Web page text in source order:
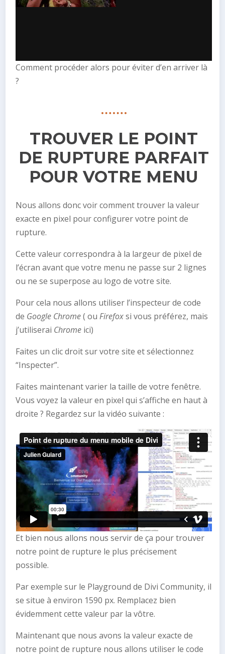
Comment procéder alors pour éviter d’en arriver là
?
TROUVER LE POINT
DE RUPTURE PARFAIT
POUR VOTRE MENU
Nous allons donc voir comment trouver la valeur
exacte en pixel pour configurer votre point de
rupture.
Cette valeur correspondra à la largeur de pixel de
l’écran avant que votre menu ne passe sur 2 lignes
ou ne se superpose au logo de votre site.
Pour cela nous allons utiliser l’inspecteur de code
de Google Chrome( ouFirefoxsi vous préférez, mais
j’utiliserai Chrome ici)
Faites un clic droit sur votre site et sélectionnez
“Inspecter”.
Faites maintenant varier la taille de votre fenêtre.
Vous voyez la valeur en pixel qui s’affiche en haut à
droite ? Regardez sur la vidéo suivante :
Et bien nous allons nous servir de ça pour trouver
notre point de rupture le plus précisement
possible.
Par exemple sur le Playground de Divi Community, il
se situe à environ 1590 px. Remplacez bien
évidemment cette valeur par la vôtre.
Maintenant que nous avons la valeur exacte de
notre point de rupture nous allons utiliser le code